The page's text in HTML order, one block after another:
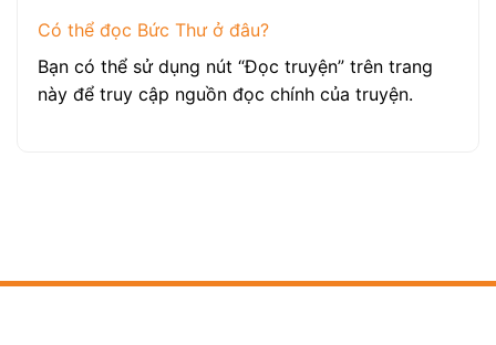
Có thể đọc Bức Thư ở đâu?
Bạn có thể sử dụng nút “Đọc truyện” trên trang
này để truy cập nguồn đọc chính của truyện.